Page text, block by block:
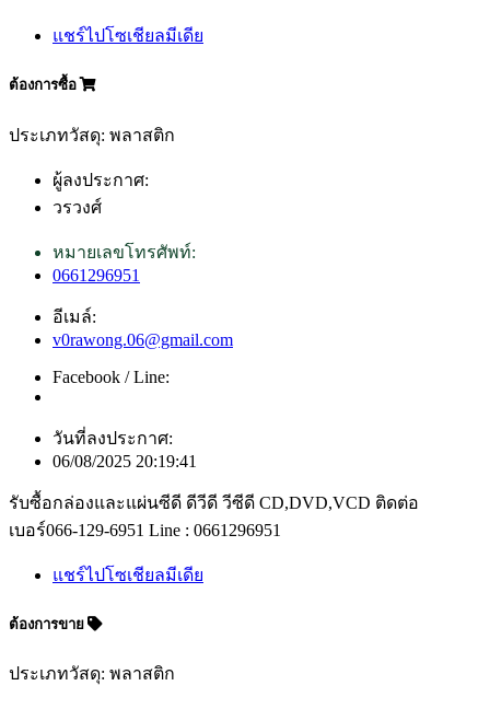
แชร์ไปโซเชียลมีเดีย
ต้องการซื้อ
ประเภทวัสดุ: พลาสติก
ผู้ลงประกาศ:
วรวงศ์
หมายเลขโทรศัพท์:
0661296951
อีเมล์:
v0rawong.06@gmail.com
Facebook / Line:
วันที่ลงประกาศ:
06/08/2025 20:19:41
รับซื้อกล่องและแผ่นซีดี ดีวีดี วีซีดี CD,DVD,VCD ติดต่อ
เบอร์066-129-6951 Line : 0661296951
แชร์ไปโซเชียลมีเดีย
ต้องการขาย
ประเภทวัสดุ: พลาสติก